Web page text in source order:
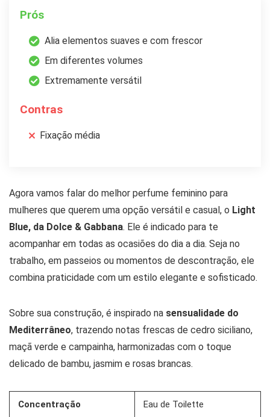
Prós
Alia elementos suaves e com frescor
Em diferentes volumes
Extremamente versátil
Contras
Fixação média
Agora vamos falar do melhor perfume feminino para
mulheres que querem uma opção versátil e casual, o Light
Blue, da Dolce & Gabbana. Ele é indicado para te
acompanhar em todas as ocasiões do dia a dia. Seja no
trabalho, em passeios ou momentos de descontração, ele
combina praticidade com um estilo elegante e sofisticado.
Sobre sua construção, é inspirado na sensualidade do
Mediterrâneo, trazendo notas frescas de cedro siciliano,
maçã verde e campainha, harmonizadas com o toque
delicado de bambu, jasmim e rosas brancas.
Concentração Eau de Toilette